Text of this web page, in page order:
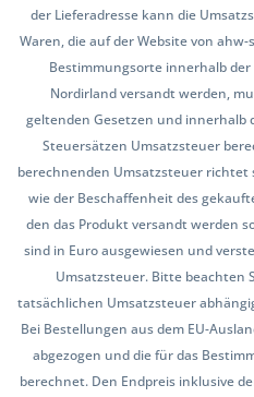
der Lieferadresse kann die
Waren, die auf der Website von
Bestimmungsorte innerhalb
Nordirland versandt werden,
geltenden Gesetzen und innerhalb
Steuersätzen Umsatzsteuer
berechnenden Umsatzsteuer richtet
wie der Beschaffenheit des
den das Produkt versandt werden
sind in Euro ausgewiesen und
Umsatzsteuer. Bitte beachten
tatsächlichen Umsatzsteuer
Bei Bestellungen aus dem EU-
abgezogen und die für das
berechnet. Den Endpreis inklusive